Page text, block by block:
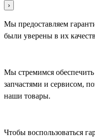
›
Мы предоставляем
были уверены в их
Мы стремимся
запчастями и сервисом,
наши товары.
Чтобы воспользоваться